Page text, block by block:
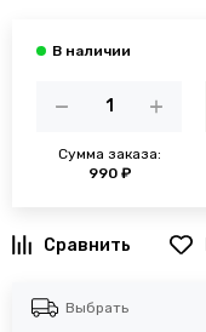
Сумма заказа:
990 ₽
Выбрать